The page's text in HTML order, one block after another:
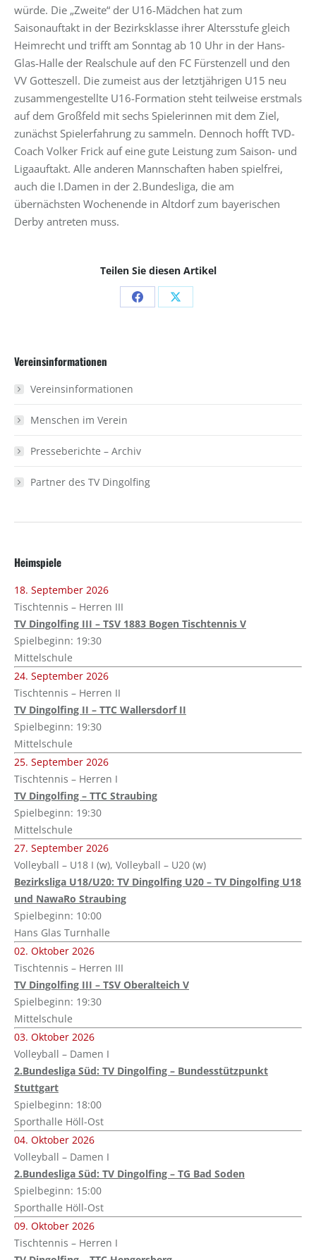
würde. Die „Zweite“ der U16-Mädchen hat zum
Saisonauftakt in der Bezirksklasse ihrer Altersstufe gleich
Heimrecht und trifft am Sonntag ab 10 Uhr in der Hans-
Glas-Halle der Realschule auf den FC Fürstenzell und den
VV Gotteszell. Die zumeist aus der letztjährigen U15 neu
zusammengestellte U16-Formation steht teilweise erstmals
auf dem Großfeld mit sechs Spielerinnen mit dem Ziel,
zunächst Spielerfahrung zu sammeln. Dennoch hofft TVD-
Coach Volker Frick auf eine gute Leistung zum Saison- und
Ligaauftakt. Alle anderen Mannschaften haben spielfrei,
auch die I.Damen in der 2.Bundesliga, die am
übernächsten Wochenende in Altdorf zum bayerischen
Derby antreten muss.
Teilen Sie diesen Artikel
Share Share
Vereinsinformationen
Vereinsinformationen
Menschen im Verein
Presseberichte – Archiv
Partner des TV Dingolfing
Heimspiele
18. September 2026
Tischtennis – Herren III
TV Dingolfing III – TSV 1883 Bogen Tischtennis V
Spielbeginn: 19:30
Mittelschule
24. September 2026
Tischtennis – Herren II
TV Dingolfing II – TTC Wallersdorf II
Spielbeginn: 19:30
Mittelschule
25. September 2026
Tischtennis – Herren I
TV Dingolfing – TTC Straubing
Spielbeginn: 19:30
Mittelschule
27. September 2026
Volleyball – U18 I (w), Volleyball – U20 (w)
Bezirksliga U18/U20: TV Dingolfing U20 – TV Dingolfing U18
und NawaRo Straubing
Spielbeginn: 10:00
Hans Glas Turnhalle
02. Oktober 2026
Tischtennis – Herren III
TV Dingolfing III – TSV Oberalteich V
Spielbeginn: 19:30
Mittelschule
03. Oktober 2026
Volleyball – Damen I
2.Bundesliga Süd: TV Dingolfing – Bundesstützpunkt
Stuttgart
Spielbeginn: 18:00
Sporthalle Höll-Ost
04. Oktober 2026
Volleyball – Damen I
2.Bundesliga Süd: TV Dingolfing – TG Bad Soden
Spielbeginn: 15:00
Sporthalle Höll-Ost
09. Oktober 2026
Tischtennis – Herren I